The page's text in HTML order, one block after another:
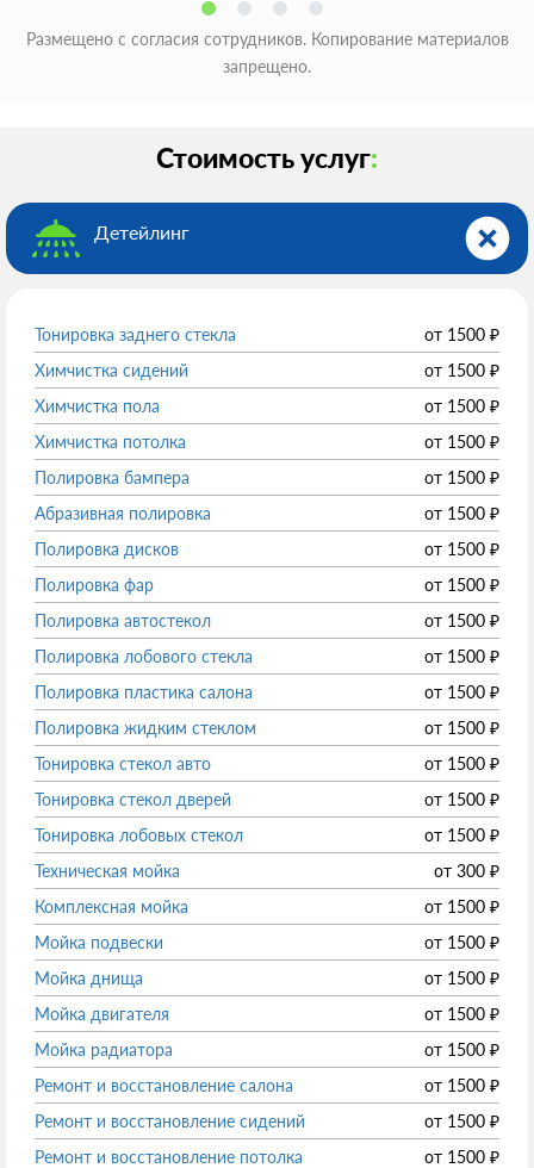
Размещено с согласия сотрудников. Копирование материалов
запрещено.
Стоимость услуг:
Детейлинг
Тонировка заднего стекла от 1500 ₽
Химчистка сидений
от 1500 ₽
Химчистка пола
от 1500 ₽
Химчистка потолка
от 1500 ₽
Полировка бампера
от 1500 ₽
Абразивная полировка
от 1500 ₽
Полировка дисков
от 1500 ₽
Полировка фар
от 1500 ₽
Полировка автостекол
от 1500 ₽
Полировка лобового стекла
от 1500 ₽
Полировка пластика салона
от 1500 ₽
Полировка жидким стеклом
от 1500 ₽
Тонировка стекол авто
от 1500 ₽
Тонировка стекол дверей
от 1500 ₽
Тонировка лобовых стекол
от 1500 ₽
Техническая мойка
от 300 ₽
Комплексная мойка
от 1500 ₽
Мойка подвески
от 1500 ₽
Мойка днища
от 1500 ₽
Мойка двигателя
от 1500 ₽
Мойка радиатора
от 1500 ₽
Ремонт и восстановление салона
от 1500 ₽
Ремонт и восстановление сидений
от 1500 ₽
Ремонт и восстановление потолка
от 1500 ₽